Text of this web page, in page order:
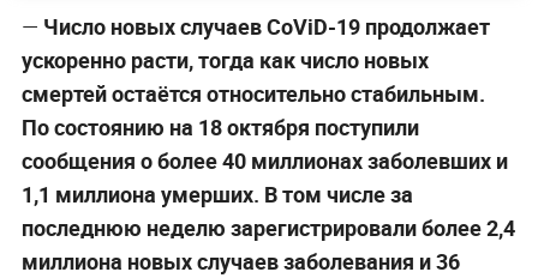
— Число новых случаев CoViD-19 продолжает
ускоренно расти, тогда как число новых
смертей остаётся относительно стабильным.
По состоянию на 18 октября поступили
сообщения о более 40 миллионах заболевших и
1,1 миллиона умерших. В том числе за
последнюю неделю зарегистрировали более 2,4
миллиона новых случаев заболевания и 36